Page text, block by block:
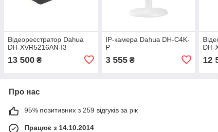
Відеореєстратор Dahua
DH-XVR5216AN-I3
13 500 ₴
IP-камера Dahua DH-C4K-
P
3 555₴
DH-
12
Про нас
95% позитивних з 259 відгуків за рік
Працює з 14.10.2014